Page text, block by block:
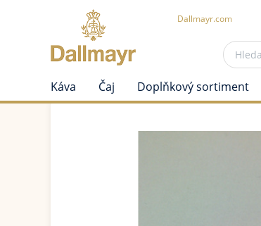
Dallmayr.com
Káva Čaj Doplňkový sortiment